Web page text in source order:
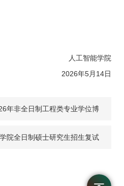
人工智能学院
2026年5月 14日
年非全日制工程类专业学位博
通知
院全日制硕士研究生招生复试